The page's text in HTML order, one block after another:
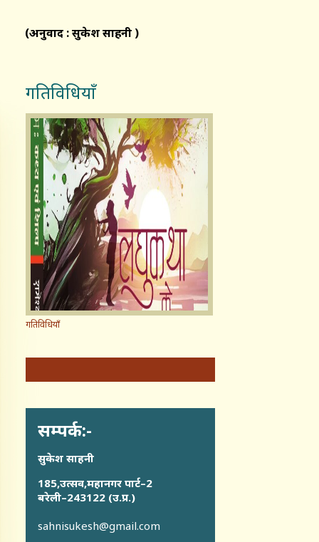
(अनुवाद : सुकेश साहनी )
गतिविधियाँ
गतिविधियाँ
सम्पर्क:-
सुकेश साहनी
185,उत्सव,महानगर पार्ट–2
बरेली–243122 (उ.प्र.)
sahnisukesh@gmail.com